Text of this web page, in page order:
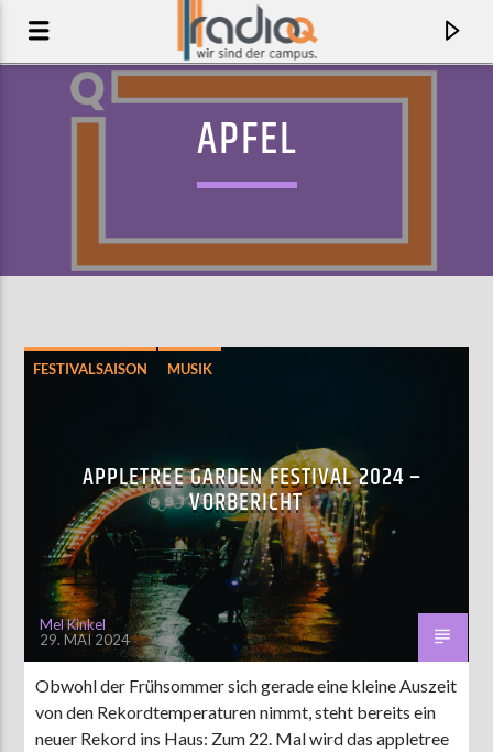
LENA&LINUS
AKTUELLE SENDUNG
MOEBIUS
12:00 24:00
ZU HÖREN IN Münster 90,9 MHz Steinfurt103,9 MHz
APFEL
FESTIVALSAISON MUSIK
APPLETREE GARDEN FESTIVAL 2024 –
VORBERICHT
Mel Kinkel
29. MAI 2024
Obwohl der Frühsommer sich gerade eine kleine Auszeit
von den Rekordtemperaturen nimmt, steht bereits ein
neuer Rekord ins Haus: Zum 22. Mal wird das appletree